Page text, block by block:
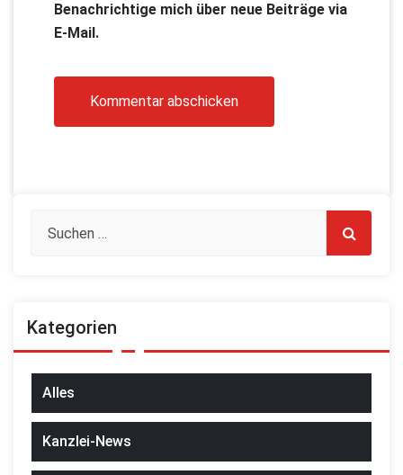
Benachrichtige mich über neue Beiträge via
E-Mail.
Kategorien
Alles
Kanzlei-News